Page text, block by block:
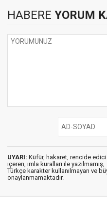
HABERE YORUM
UYARI: Küfür, hakaret, rencide edici
içeren, imla kuralları ile yazılmamış,
Türkçe karakter kullanılmayan ve
onaylanmamaktadır.